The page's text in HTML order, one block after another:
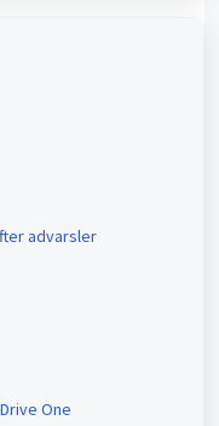
advarsler
One